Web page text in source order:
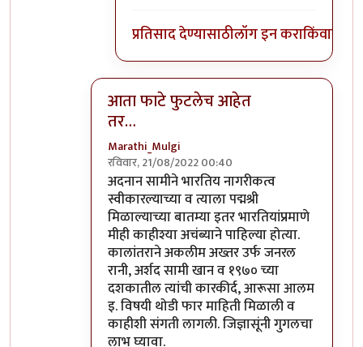
प्रतिसाद देण्यासाठीलॉग इन कराकिंवा
आता फाटे फुटलेच आहेत
तर…
Marathi_Mulgi
रविवार, 21/08/2022 00:40
In reply toदुर्दैवाने याच जपु लोकाना
अदनान सामीने भारतिय नागरीकत्व
स्वीकारल्याच्या व त्याला पद्मश्री
मिळाल्याच्या बातम्या इतर भारतियांप्रमाणे
मीही काहीश्या अचंब्याने पाहिल्या होत्या.
कालांतराने अकलीम अख्तर उर्फ जनरल
रानी, अर्शद सामी खान व १९७० च्या
दशकातील त्यांची कारकीर्द, आरूसा आलम
इ. विषयी थोडी फार माहिती मिळाली व
काहीशी संगती लागली. जिज्ञासूंनी गुगलचा
लाभ घ्यावा.